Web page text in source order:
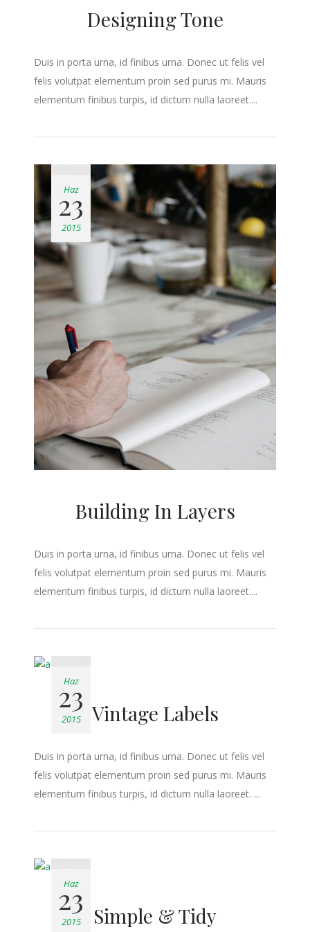
Designing Tone
Duis in porta urna, id finibus urna. Donec ut felis vel
felis volutpat elementum proin sed purus mi. Mauris
elementum finibus turpis, id dictum nulla laoreet....
Haz
23
2015
Building In Layers
Duis in porta urna, id finibus urna. Donec ut felis vel
felis volutpat elementum proin sed purus mi. Mauris
elementum finibus turpis, id dictum nulla laoreet....
Haz
23
2015 Vintage Labels
Duis in porta urna, id finibus urna. Donec ut felis vel
felis volutpat elementum proin sed purus mi. Mauris
elementum finibus turpis, id dictum nulla laoreet. ...
Haz
23
2015 Simple & Tidy